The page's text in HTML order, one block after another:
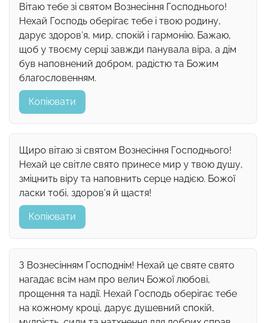
Вітаю тебе зі святом Вознесіння Господнього!
Нехай Господь оберігає тебе і твою родину,
дарує здоров’я, мир, спокій і гармонію. Бажаю,
щоб у твоєму серці завжди панувала віра, а дім
був наповнений добром, радістю та Божим
благословенням.
Копіювати
Щиро вітаю зі святом Вознесіння Господнього!
Нехай це світле свято принесе мир у твою душу,
зміцнить віру та наповнить серце надією. Божої
ласки тобі, здоров’я й щастя!
Копіювати
З Вознесінням Господнім! Нехай це святе свято
нагадає всім нам про велич Божої любові,
прощення та надії. Нехай Господь оберігає тебе
на кожному кроці, дарує душевний спокій,